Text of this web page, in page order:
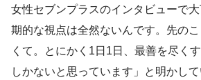
女性セブンプラスのインタビューで
期的な視点は全然ないんです。先の
くて。とにかく1日1日、最善を尽く
しかないと思っています」と明かして